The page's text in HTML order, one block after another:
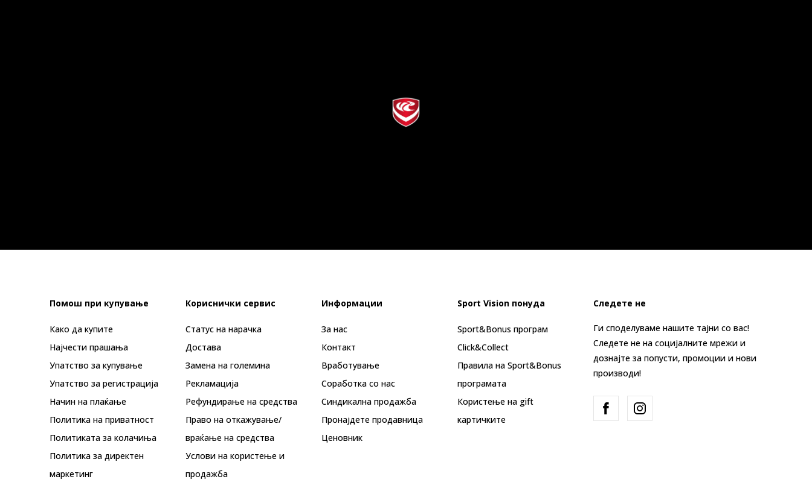
Помош при купување
Како да купите
Најчести прашања
Упатство за купување
Упатство за регистрација
Начин на плаќање
Политика на приватност
Политиката за колачиња
Политика за директен
маркетинг
Кориснички сервис
Статус на нарачка
Достава
Замена на големина
Рекламациja
Рефундирање на средства
Право на откажување/
враќање на средства
Услови на користење и
продажба
Информации
За нас
Контакт
Вработување
Соработка со нас
Синдикална продажба
Пронајдете продавница
Ценовник
Sport Vision понуда
Sport&Bonus програм
Click&Collect
Правила на Sport&Bonus
програмата
Користење на gift
картичките
Следете не
Ги споделуваме нашите тајни со вас!
Следете не на социјалните мрежи и
дознајте за попусти, промоции и нови
производи!